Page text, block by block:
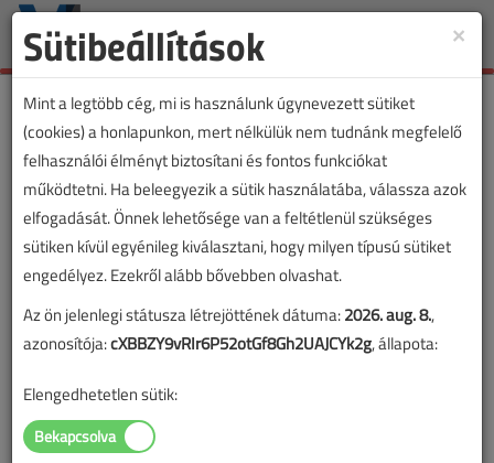
Toggle
×
Sütibeállítások
Mint a legtöbb cég, mi is használunk úgynevezett sütiket
(cookies) a honlapunkon, mert nélkülük nem tudnánk megfelelő
felhasználói élményt biztosítani és fontos funkciókat
működtetni. Ha beleegyezik a sütik használatába, válassza azok
elfogadását. Önnek lehetősége van a feltétlenül szükséges
sütiken kívül egyénileg kiválasztani, hogy milyen típusú sütiket
engedélyez. Ezekről alább bővebben olvashat.
Az ön jelenlegi státusza létrejöttének dátuma:2026. aug. 8.,
azonosítója:cXBBZY9vRIr6P52otGf8Gh2UAJCYk2g, állapota:
Elengedhetetlen sütik: